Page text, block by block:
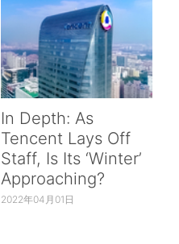
In Depth: As
Tencent Lays Off
Staff, Is Its ‘Winter’
Approaching?
2022年04月01日